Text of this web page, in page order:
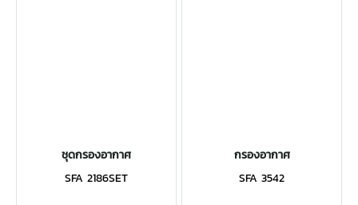
ชุดกรองอากาศ
SFA 2186SET
กรองอากาศ
SFA 3542